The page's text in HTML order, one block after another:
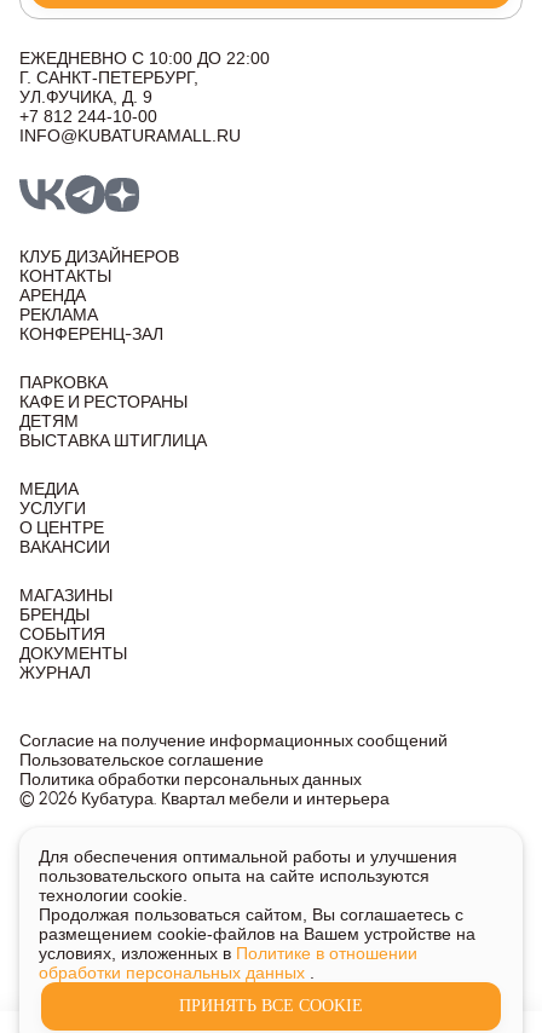
ЕЖЕДНЕВНО С 10:00 ДО 22:00
Г. САНКТ-ПЕТЕРБУРГ,
УЛ.ФУЧИКА, Д. 9
+7 812 244-10-00
INFO@KUBATURAMALL.RU
КЛУБ ДИЗАЙНЕРОВ
КОНТАКТЫ
АРЕНДА
РЕКЛАМА
КОНФЕРЕНЦ-ЗАЛ
ПАРКОВКА
КАФЕ И РЕСТОРАНЫ
ДЕТЯМ
ВЫСТАВКА ШТИГЛИЦА
МЕДИА
УСЛУГИ
О ЦЕНТРЕ
ВАКАНСИИ
МАГАЗИНЫ
БРЕНДЫ
СОБЫТИЯ
ДОКУМЕНТЫ
ЖУРНАЛ
© 2026 Кубатура. Квартал мебели и интерьера
Согласие на получение информационных сообщений
Пользовательское соглашение
Политика обработки персональных данных
Информация о товарах и ценах на сайте не является
публичной офертой, носит исключительно информационный
характер.
Для получения подробной информации о наличии и стоимости
указанных товаров и услуг напишите или позвоните нам.
Для обеспечения оптимальной работы и улучшения
пользовательского опыта на сайте используются
технологии cookie.
Продолжая пользоваться сайтом, Вы соглашаетесь с
размещением cookie-файлов на Вашем устройстве на
условиях, изложенных в Политике в отношении
обработки персональных данных
ПРИНЯТЬ ВСЕ COOKIE